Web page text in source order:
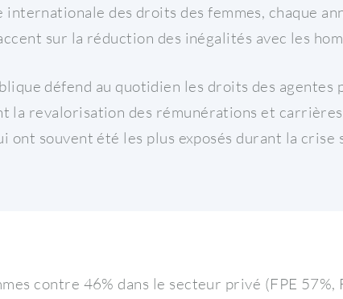
internationale des droits des femmes, chaque
sur la réduction des inégalités avec les
défend au quotidien les droits des agentes
la revalorisation des rémunérations et
ont souvent été les plus exposés durant la crise
contre 46% dans le secteur privé (FPE 57%,